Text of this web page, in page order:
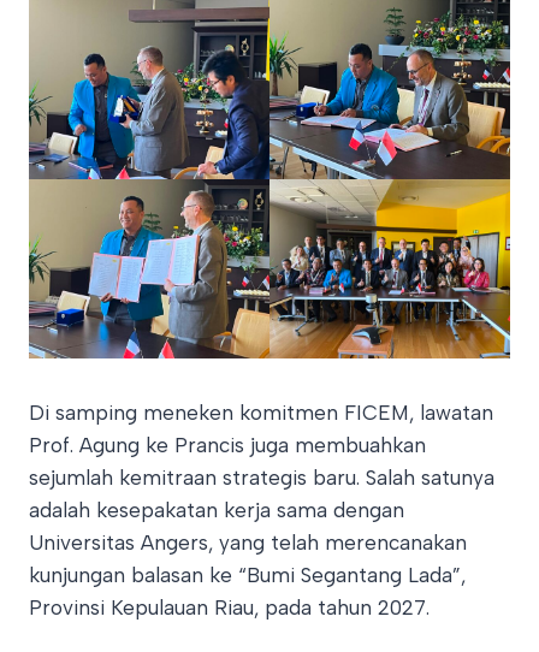
​Di samping meneken komitmen FICEM, lawatan
Prof. Agung ke Prancis juga membuahkan
sejumlah kemitraan strategis baru. Salah satunya
adalah kesepakatan kerja sama dengan
Universitas Angers, yang telah merencanakan
kunjungan balasan ke “Bumi Segantang Lada”,
Provinsi Kepulauan Riau, pada tahun 2027.